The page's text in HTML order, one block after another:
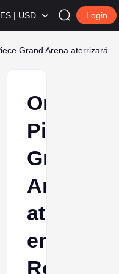
ES | USD Login
One
Piece
Grand
Arena
aterrizará
en
Roblox